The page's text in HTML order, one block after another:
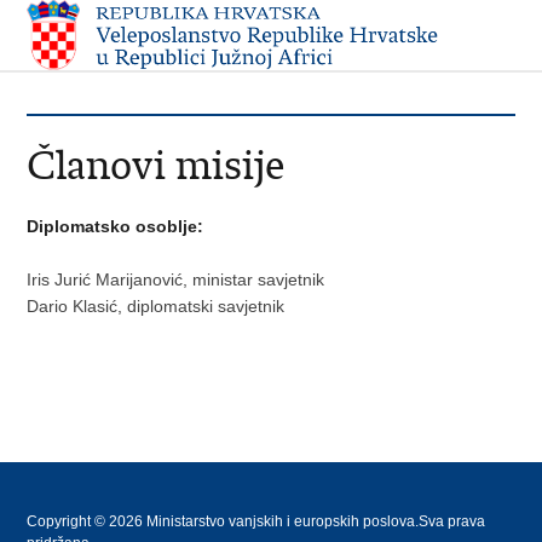
Članovi misije
Diplomatsko osoblje:
Iris Jurić Marijanović, ministar savjetnik
Dario Klasić, diplomatski savjetnik
Copyright © 2026 Ministarstvo vanjskih i europskih poslova.Sva prava